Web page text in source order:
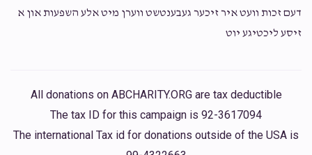
דעם זכות וועט איר זיכער געבענטשט ווערן מיט אלע השפעות און א
זיסע ליכטיגע יוט
All donations on ABCHARITY.ORG are tax deductible
The tax ID for this campaign is 92-3617094
The international Tax id for donations outside of the USA is